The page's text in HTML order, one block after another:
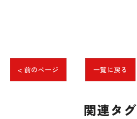
< 前のページ 一覧に戻る
関連タグ